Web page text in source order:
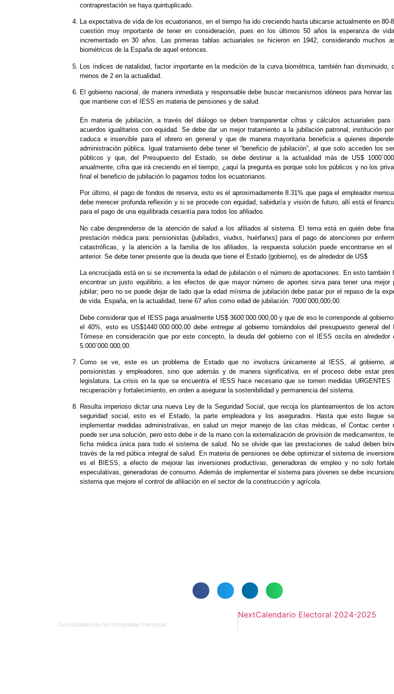
contraprestación se haya quintuplicado.
La expectativa de vida de los ecuatorianos, en el tiempo ha ido creciendo hasta ubicarse actualmente en 80-
cuestión muy importante de tener en consideración, pues en los últimos 50 años la esperanza de
incrementado en 30 años. Las primeras tablas actuariales se hicieron en 1942, considerando muchos
biométricos de la España de aquel entonces.
Los índices de natalidad, factor importante en la medición de la curva biométrica, también han disminuido,
menos de 2 en la actualidad.
El gobierno nacional, de manera inmediata y responsable debe buscar mecanismos idóneos para honrar las
que mantiene con el IESS en materia de pensiones y de salud.
En materia de jubilación, a través del diálogo se deben transparentar cifras y cálculos actuariales para
acuerdos igualitarios con equidad. Se debe dar un mejor tratamiento a la jubilación patronal, institución
caduca e inservible para el obrero en general y que de manera mayoritaria beneficia a quienes
administración pública. Igual tratamiento debe tener el “beneficio de jubilación”, al que solo acceden los
públicos y que, del Presupuesto del Estado, se debe destinar a la actualidad más de US$
anualmente, cifra que irá creciendo en el tiempo; ¿aquí la pregunta es porque solo los públicos y no los
final el beneficio de jubilación lo pagamos todos los ecuatorianos.
Por último, el pago de fondos de reserva, esto es el aproximadamente 8.31% que paga el empleador
debe merecer profunda reflexión y si se procede con equidad, sabiduría y visión de futuro, allí está el
para el pago de una equilibrada cesantía para todos los afiliados.
No cabe desprenderse de la atención de salud a los afiliados al sistema. El tema está en quién debe
prestación médica para: pensionistas (jubiladxs, viudxs, huérfanxs) para el pago de atenciones por
catastróficas, y la atención a la familia de los afiliados, la respuesta solución puede encontrarse en el
anterior. Se debe tener presente que la deuda que tiene el Estado (gobierno), es de alrededor de US$
La encrucijada está en si se incrementa la edad de jubilación o el número de aportaciones. En esto también
encontrar un justo equilibrio, a los efectos de que mayor número de aportes sirva para tener una mejor
jubilar; pero no se puede dejar de lado que la edad mínima de jubilación debe pasar por el repaso de la
de vida. España, en la actualidad, tiene 67 años como edad de jubilación. 7000´000,000,00.
Debe considerar que el IESS paga anualmente US$ 3600´000.000,00 y que de eso le corresponde al
el 40%, esto es US$1440´000.000,00 debe entregar al gobierno tomándolos del presupuesto general del
Tómese en consideración que por este concepto, la deuda del gobierno con el IESS oscila en alrededor
5.000´000.000,00.
Como se ve, este es un problema de Estado que no involucra únicamente al IESS, al gobierno,
pensionistas y empleadores, sino que además y de manera significativa, en el proceso debe estar
legislatura. La crisis en la que se encuentra el IESS hace necesario que se tomen medidas URGENTES
recuperación y fortalecimiento, en orden a asegurar la sostenibilidad y permanencia del sistema.
Resulta imperioso dictar una nueva Ley de la Seguridad Social, que recoja los planteamientos de los
seguridad social, esto es el Estado, la parte empleadora y los asegurados. Hasta que esto llegue
implementar medidas administrativas, en salud un mejor manejo de las citas médicas, el Contac center
puede ser una solución, pero esto debe ir de la mano con la externalización de provisión de medicamentos,
ficha médica única para todo el sistema de salud. No se olvide que las prestaciones de salud deben
través de la red púbica integral de salud. En materia de pensiones se debe optimizar el sistema de
es el BIESS, a efecto de mejorar las inversiones productivas, generadoras de empleo y no solo
especulativas, generadoras de consumo. Además de implementar el sistema para jóvenes se debe
sistema que mejore el control de afiliación en el sector de la construcción y agrícola.
Curiosidades de las olimpiadas francesas
NextCalendario Electoral 2024-2025